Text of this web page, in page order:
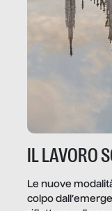
IL LAVORO
Le nuove
colpo